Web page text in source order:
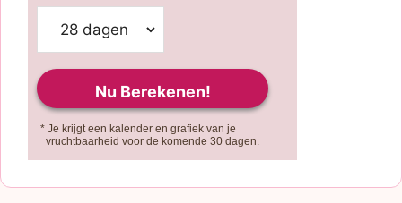
* Je krijgt een kalender en grafiek van je
vruchtbaarheid voor de komende 30 dagen.